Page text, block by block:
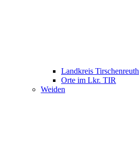
Landkreis Tirschenreuth
Orte im Lkr. TIR
Weiden